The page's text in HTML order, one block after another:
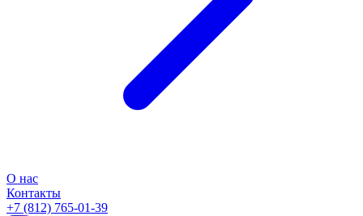
О нас
Контакты
+7 (812) 765-01-39